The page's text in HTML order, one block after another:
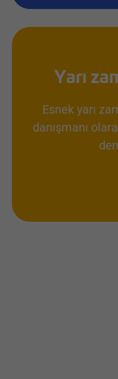
Yarı
Esnek yarı
danışmanı